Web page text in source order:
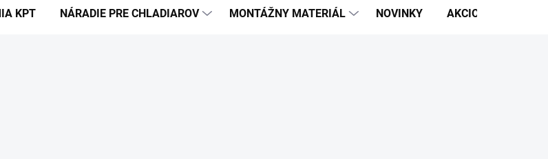
KPT NÁRADIE PRE CHLADIAROV MONTÁŽNY MATERIÁL NOVINKY AKCIOVÁ PONUKA